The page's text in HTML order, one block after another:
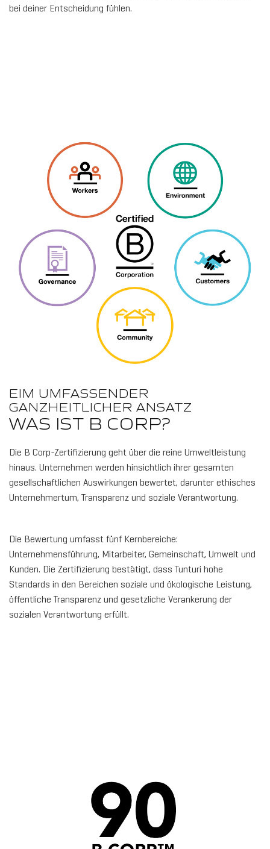
bei deiner Entscheidung fühlen.
EIM UMFASSENDER
GANZHEITLICHER ANSATZ
WAS IST B CORP?
Die B Corp-Zertifizierung geht über die reine Umweltleistung
hinaus. Unternehmen werden hinsichtlich ihrer gesamten
gesellschaftlichen Auswirkungen bewertet, darunter ethisches
Unternehmertum, Transparenz und soziale Verantwortung.
Die Bewertung umfasst fünf Kernbereiche:
Unternehmensführung, Mitarbeiter, Gemeinschaft, Umwelt und
Kunden. Die Zertifizierung bestätigt, dass Tunturi hohe
Standards in den Bereichen soziale und ökologische Leistung,
öffentliche Transparenz und gesetzliche Verankerung der
sozialen Verantwortung erfüllt.